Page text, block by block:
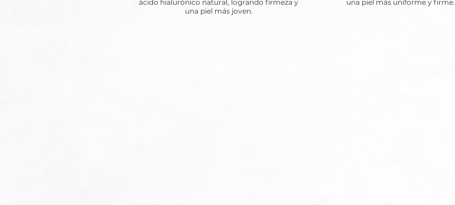
ácido hialurónico natural, logrando firmeza y
una piel más joven.
una piel más uniforme y firme.